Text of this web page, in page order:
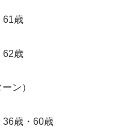
61歳
62歳
ン）
36歳・60歳